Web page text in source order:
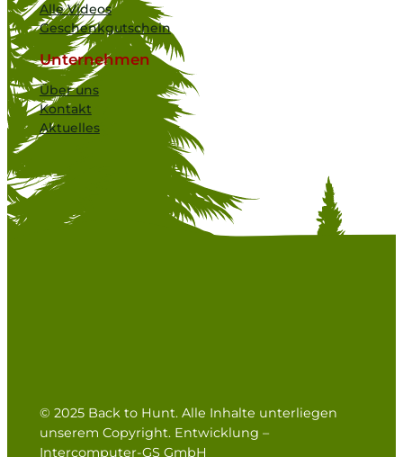
Alle Videos
Geschenkgutschein
Unternehmen
Über uns
Kontakt
Aktuelles
© 2025 Back to Hunt. Alle Inhalte unterliegen
unserem Copyright. Entwicklung –
Intercomputer-GS GmbH